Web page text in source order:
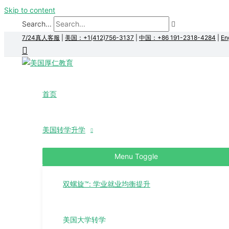
Skip to content
Search...
7/24真人客服 美国：+1(412)756-3137 中国：+86 191-2318-4284
首页
美国转学升学
Menu Toggle
双螺旋™: 学业就业均衡提升
美国大学转学